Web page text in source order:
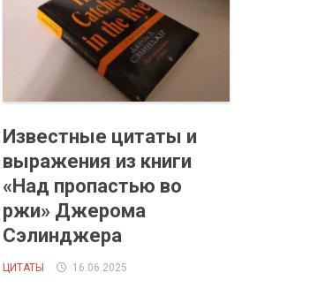
Известные цитаты и
выражения из книги
«Над пропастью во
ржи» Джерома
Сэлинджера
ЦИТАТЫ 16.06.2025